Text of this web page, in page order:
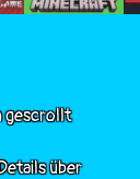
gescrollt
über